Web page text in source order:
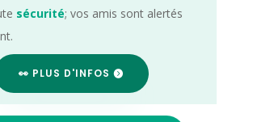
sécurité; vos amis sont alertés
👀 PLUS D'INFOS